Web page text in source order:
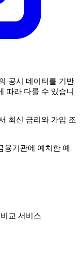
공시 데이터를 기반
따라 다를 수 있습니
최신 금리와 가입 조
기관에 예치한 예
교 서비스